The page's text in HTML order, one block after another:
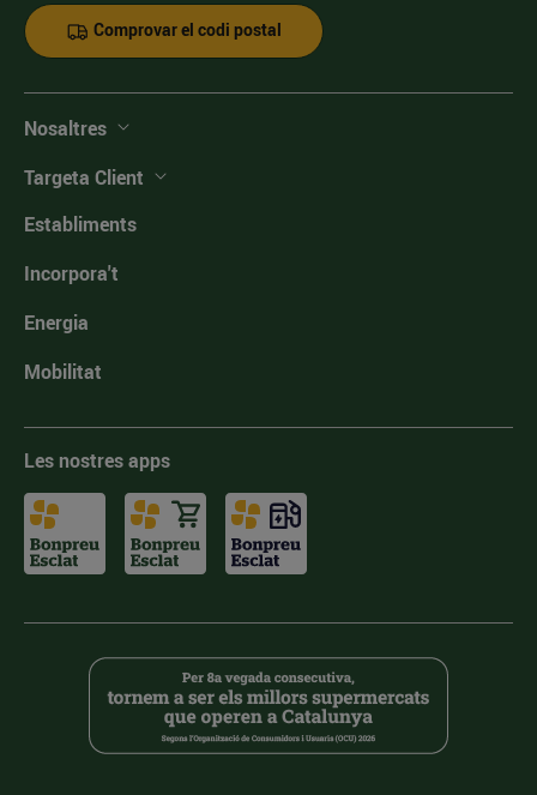
Comprovar el codi postal
Nosaltres
Targeta Client
Establiments
Incorpora't
Energia
Mobilitat
Les nostres apps